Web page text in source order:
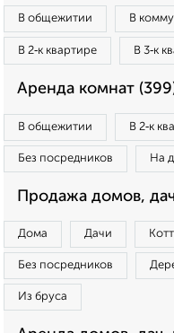
В общежитии В
В 2‑к квартире В 3‑к
Аренда комнат
В общежитии В 2‑к
Без посредников На
Продажа домов,
Дома Дачи
Без посредников
Из бруса